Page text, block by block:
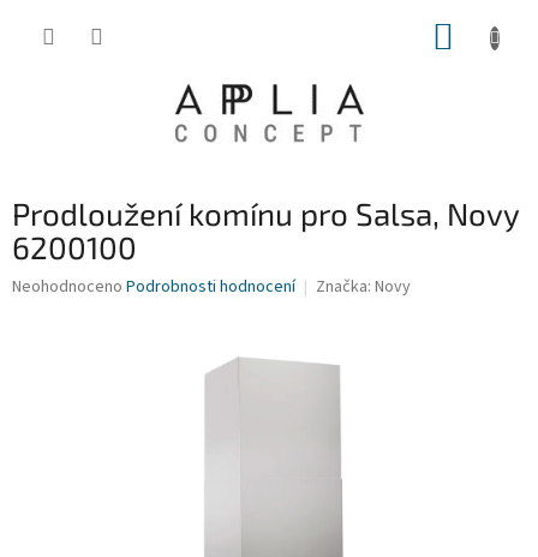
Prodloužení komínu pro Salsa, Novy
6200100
Průměrné
Neohodnoceno Podrobnosti hodnocení Značka: Novy